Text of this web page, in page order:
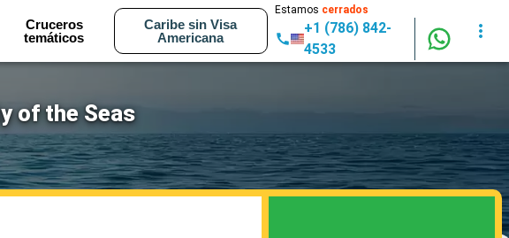
Cruceros
temáticos
Caribe sin Visa
Americana
Estamos cerrados
+1 (786) 842-
4533
of the Seas